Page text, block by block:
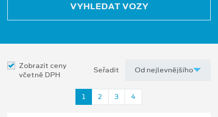
VYHLEDAT VOZY
Zobrazit ceny
včetně DPH
Seřadit
1 2 3 4